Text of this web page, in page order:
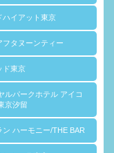
ハイアット東京
フタヌーンティー
ド東京
ルパークホテル アイコ
京汐留
ン ハーモニー/THE BAR